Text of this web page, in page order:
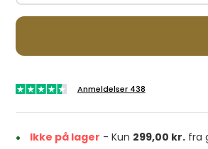
Anmeldelser 438
Ikke på lager - Kun 299,00 kr.fra